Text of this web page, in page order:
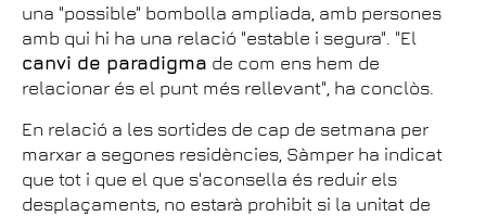
una "possible" bombolla ampliada, amb persones
amb qui hi ha una relació "estable i segura". "El
canvi de paradigma de com ens hem de
relacionar és el punt més rellevant", ha conclòs.
En relació a les sortides de cap de setmana per
marxar a segones residències, Sàmper ha indicat
que tot i que el que s'aconsella és reduir els
desplaçaments, no estarà prohibit si la unitat de